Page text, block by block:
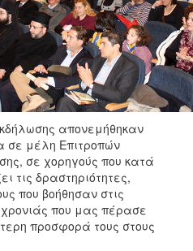
απονεμήθηκαν
σε μέλη Επιτροπών
σε χορηγούς που κατά
τις δραστηριότητες,
που βοήθησαν στις
που μας πέρασε
προσφορά τους στους